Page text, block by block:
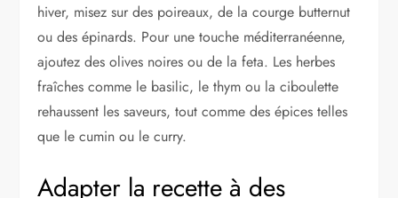
hiver, misez sur des poireaux, de la courge butternut
ou des épinards. Pour une touche méditerranéenne,
ajoutez des olives noires ou de la feta. Les herbes
fraîches comme le basilic, le thym ou la ciboulette
rehaussent les saveurs, tout comme des épices telles
que le cumin ou le curry.
Adapter la recette à des